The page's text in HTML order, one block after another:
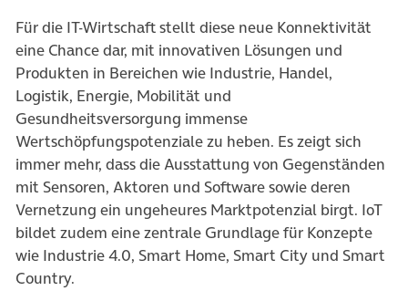
Für die IT-Wirtschaft stellt diese neue Konnektivität
eine Chance dar, mit innovativen Lösungen und
Produkten in Bereichen wie Industrie, Handel,
Logistik, Energie, Mobilität und
Gesundheitsversorgung immense
Wertschöpfungspotenziale zu heben. Es zeigt sich
immer mehr, dass die Ausstattung von Gegenständen
mit Sensoren, Aktoren und Software sowie deren
Vernetzung ein ungeheures Marktpotenzial birgt. IoT
bildet zudem eine zentrale Grundlage für Konzepte
wie Industrie 4.0, Smart Home, Smart City und Smart
Country.